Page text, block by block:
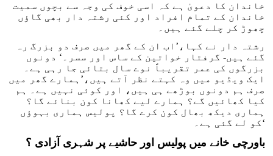
خاندان کا دعویٰ ہے کہ اسی خوف کی وجہ سے بچوں سمیت
خاندان کے تمام افراد اور کئی رشتہ دار بھی گاؤں
چھوڑ کر چلے گئے ہیں۔
رشتہ دار نے کہا،’اب ان کے گھر میں صرف دو بزرگ رہ
گئے ہیں- گرفتار خواتین کے ساس اور سسر۔‘ دونوں
بزرگوں کی عمر تقریباً نوے سال بتائی جا رہی ہے۔
ایک ویڈیو میں وہ کہتے نظر آتے ہیں،’ہمارے گھر میں
صرف ہم دونوں بوڑھے ہی ہیں، اور کوئی نہیں ہے۔ ہم
کیا کھائیں گے؟ ہمارے لیے کھانا کون بنائے گا؟
ہماری دیکھ بھال کون کرے گا؟ پولیس ہماری بہوؤں
کو لے گئی ہے۔‘
باورچی خانے میں پولیس اور حاشیے پر شہری آزادی ؟